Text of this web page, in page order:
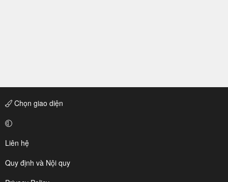
Chọn giao diện
Liên hệ
Quy định và Nội quy